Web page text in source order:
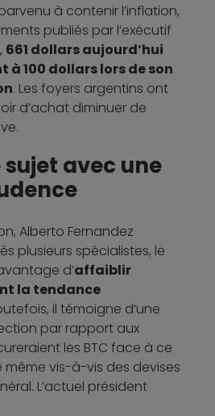
à contenir l’inflation,
publiés par l’exécutif
661 dollars aujourd’hui
à 100 dollars lors de son
. Les foyers argentins ont
d’achat diminuer de
avec une
Alberto Fernandez
plusieurs spécialistes, le
d’affaiblir
la tendance
il témoigne d’une
par rapport aux
les BTC face à ce
même vis-à-vis des devises
L’actuel président